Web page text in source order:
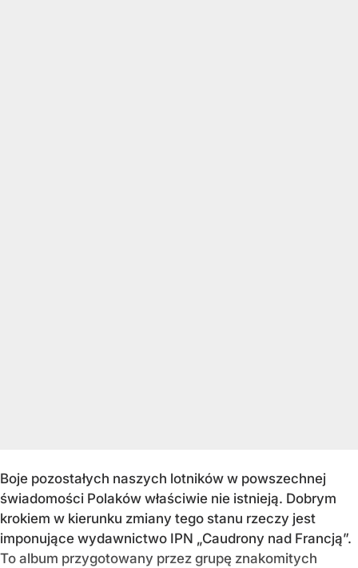
Boje pozostałych naszych lotników w powszechnej
świadomości Polaków właściwie nie istnieją. Dobrym
krokiem w kierunku zmiany tego stanu rzeczy jest
imponujące wydawnictwo IPN „Caudrony nad Francją”.
To album przygotowany przez grupę znakomitych